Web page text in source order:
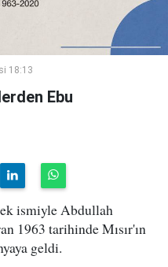
18:13
Ebu
ismiyle Abdullah
1963 tarihinde Mısır'ın
geldi.